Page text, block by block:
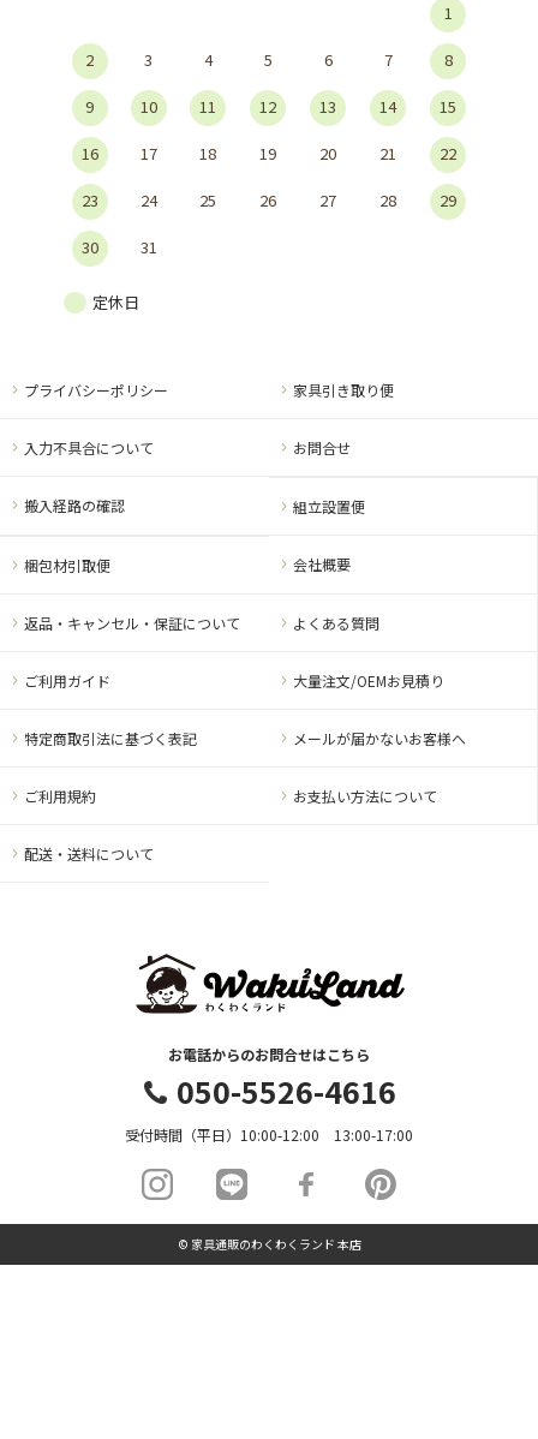
1
2 3 4 5 6 7 8
9 10 11 12 13 14 15
16 17 18 19 20 21 22
23 24 25 26 27 28 29
30 31
定休日
お電話からのお問合せはこちら
050-5526-4616
受付時間（平日）10:00-12:00 13:00-17:00
組立設置便
ご利用ガイド
ご利用規約
会社概要
大量注文/OEMお見積り
お支払い方法について
よくある質問
特定商取引法に基づく表記
配送・送料について
梱包材引取便
メールが届かないお客様へ
返品・キャンセル・保証について
プライバシーポリシー 家具引き取り便
入力不具合について お問合せ
搬入経路の確認
© 家具通販のわくわくランド 本店